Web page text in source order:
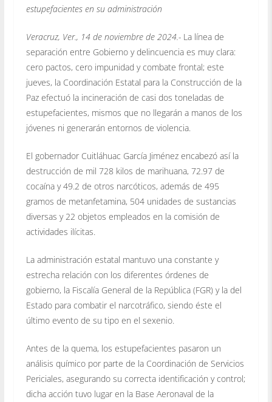
estupefacientes en su administración
Veracruz, Ver., 14 de noviembre de 2024.-La línea de
separación entre Gobierno y delincuencia es muy clara:
cero pactos, cero impunidad y combate frontal; este
jueves, la Coordinación Estatal para la Construcción de la
Paz efectuó la incineración de casi dos toneladas de
estupefacientes, mismos que no llegarán a manos de los
jóvenes ni generarán entornos de violencia.
El gobernador Cuitláhuac García Jiménez encabezó así la
destrucción de mil 728 kilos de marihuana, 72.97 de
cocaína y 49.2 de otros narcóticos, además de 495
gramos de metanfetamina, 504 unidades de sustancias
diversas y 22 objetos empleados en la comisión de
actividades ilícitas.
La administración estatal mantuvo una constante y
estrecha relación con los diferentes órdenes de
gobierno, la Fiscalía General de la República (FGR) y la del
Estado para combatir el narcotráfico, siendo éste el
último evento de su tipo en el sexenio.
Antes de la quema, los estupefacientes pasaron un
análisis químico por parte de la Coordinación de Servicios
Periciales, asegurando su correcta identificación y control;
dicha acción tuvo lugar en la Base Aeronaval de la